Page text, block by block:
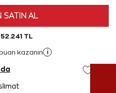
SATIN AL
TL
kazanın i